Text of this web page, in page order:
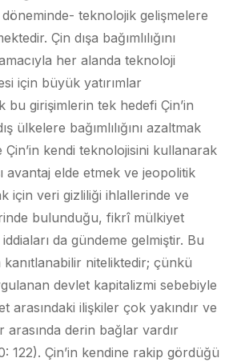
teknolojik gelişmelere
Çin dışa bağımlılığını
her alanda teknoloji
için büyük yatırımlar
bu girişimlerin tek hedefi Çin’in
ülkelere bağımlılığını azaltmak
kendi teknolojisini kullanarak
avantaj elde etmek ve jeopolitik
için veri gizliliği ihlallerinde ve
bulunduğu, fikrî mülkiyet
da gündeme gelmiştir. Bu
niteliktedir; çünkü
devlet kapitalizmi sebebiyle
arasındaki ilişkiler çok yakındır ve
derin bağlar vardır
122). Çin’in kendine rakip gördüğü